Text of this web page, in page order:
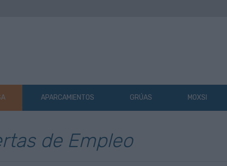
APARCAMIENTOS GRÚAS MOXSI
de Empleo